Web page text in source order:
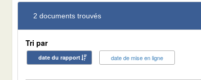
2 documents trouvés
Tri par
date du rapport date de mise en ligne